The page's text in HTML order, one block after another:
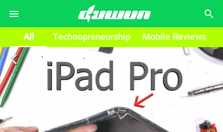
search
All Technopreneurship Mobile Reviews
arrow_back_ios